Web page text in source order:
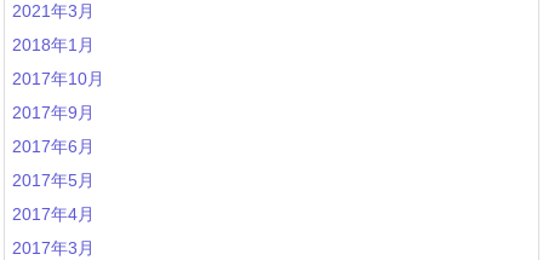
2021年3月
2018年1月
2017年10月
2017年9月
2017年6月
2017年5月
2017年4月
2017年3月